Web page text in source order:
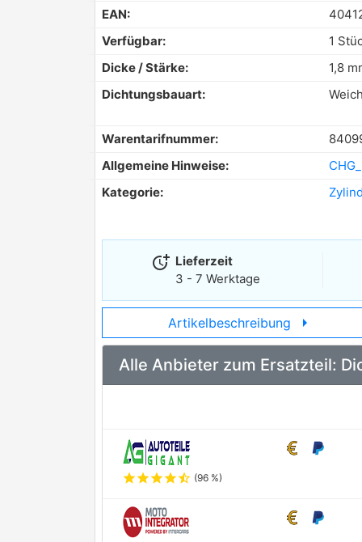
EAN:
Verfügbar:
1
Dicke / Stärke:
1,8
Dichtungsbauart:
Warentarifnummer:
Allgemeine Hinweise:
Kategorie:
more_time Lieferzeit
3 - 7 Werktage
Artikelbeschreibung arrow_right
Alle Anbieter zum Ersatzteil:
starstarstarstarstar_half (96 %)